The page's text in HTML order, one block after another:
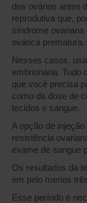
dos ovários antes
reprodutiva que,
síndrome
ovárica prematura.
Nesses casos,
embrionária. Tudo
que você precisa
como da dose de
tecidos e sangue.
A opção de
resistência
exame de sangue
Os resultados da
em pelo menos
Esse período é